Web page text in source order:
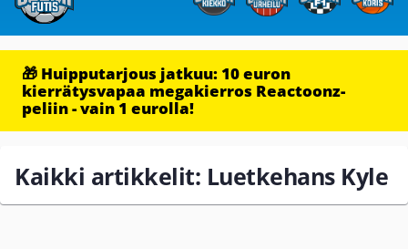
🎁 Huipputarjous jatkuu: 10 euron
kierrätysvapaa megakierros Reactoonz-
peliin - vain 1 eurolla!
Kaikki artikkelit: Luetkehans Kyle